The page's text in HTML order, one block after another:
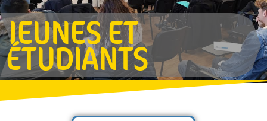
JEUNES ET
ÉTUDIANTS